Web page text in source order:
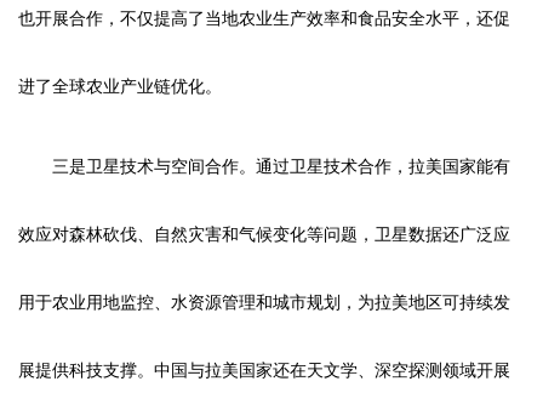
也开展合作，不仅提高了当地农业生产效率和食品安全水平，还促
进了全球农业产业链优化。
三是卫星技术与空间合作。通过卫星技术合作，拉美国家能有
效应对森林砍伐、自然灾害和气候变化等问题，卫星数据还广泛应
用于农业用地监控、水资源管理和城市规划，为拉美地区可持续发
展提供科技支撑。中国与拉美国家还在天文学、深空探测领域开展